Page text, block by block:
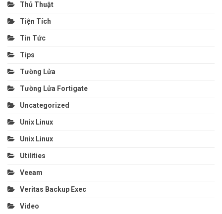
Thủ Thuật
Tiện Tích
Tin Tức
Tips
Tường Lửa
Tường Lửa Fortigate
Uncategorized
Unix Linux
Unix Linux
Utilities
Veeam
Veritas Backup Exec
Video